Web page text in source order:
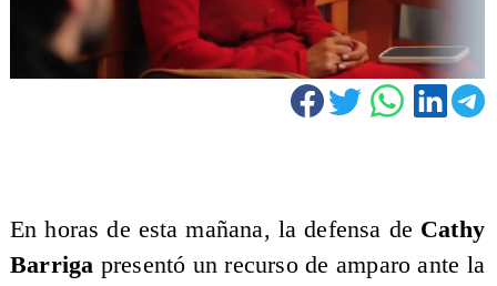
En horas de esta mañana, la defensa de Cathy
Barriga presentó un recurso de amparo ante la